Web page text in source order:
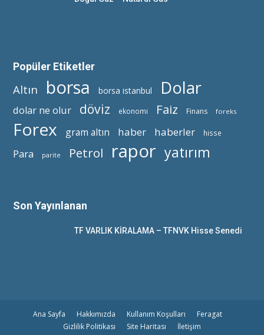
Popüler Etiketler
Altın borsa borsa istanbul Dolar
dolar ne olur döviz ekonomi Faiz Finans foreks
Forex gram altın haber haberler hisse
Para parite Petrol rapor yatırım
Son Yayınlanan
TF VARLIK KİRALAMA – TFNVK Hisse Senedi
Ana Sayfa Hakkımızda Kullanım Koşulları
Feragat
Gizlilik Politikası
Site Haritası
İletişim